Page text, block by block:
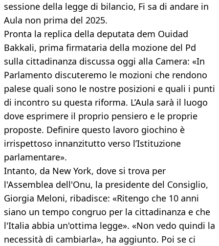
sessione della legge di bilancio, Fi sa di andare in
Aula non prima del 2025.
Pronta la replica della deputata dem Ouidad
Bakkali, prima firmataria della mozione del Pd
sulla cittadinanza discussa oggi alla Camera: «In
Parlamento discuteremo le mozioni che rendono
palese quali sono le nostre posizioni e quali i punti
di incontro su questa riforma. L’Aula sarà il luogo
dove esprimere il proprio pensiero e le proprie
proposte. Definire questo lavoro giochino è
irrispettoso innanzitutto verso l’Istituzione
parlamentare».
Intanto, da New York, dove si trova per
l'Assemblea dell'Onu, la presidente del Consiglio,
Giorgia Meloni, ribadisce: «Ritengo che 10 anni
siano un tempo congruo per la cittadinanza e che
l'Italia abbia un'ottima legge». «Non vedo quindi la
necessità di cambiarla», ha aggiunto. Poi se ci